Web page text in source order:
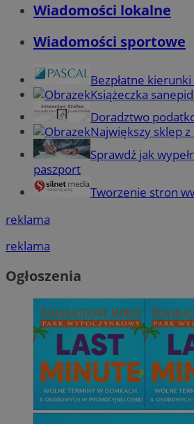
Wiadomości lokalne
Wiadomości sportowe
Bezpłatne
Książeczka
Doradztwo
Największy sklep
Sprawdź jak
paszport
Tworzenie stron
reklama
reklama
Ogłoszenia